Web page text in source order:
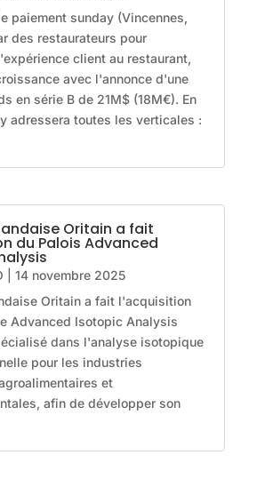
paiement sunday (Vincennes,
des restaurateurs pour
client au restaurant,
avec l'annonce d'une
en série B de 21M$ (18M€). En
adressera toutes les verticales :
Oritain a fait
du Palois Advanced
14 novembre 2025
Oritain a fait l'acquisition
Advanced Isotopic Analysis
dans l'analyse isotopique
pour les industries
et
afin de développer son